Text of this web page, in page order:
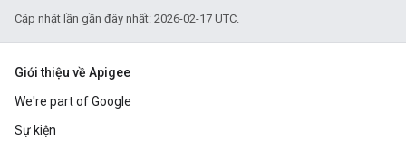
Cập nhật lần gần đây nhất: 2026-02-17 UTC.
Giới thiệu về Apigee
We're part of Google
Sự kiện